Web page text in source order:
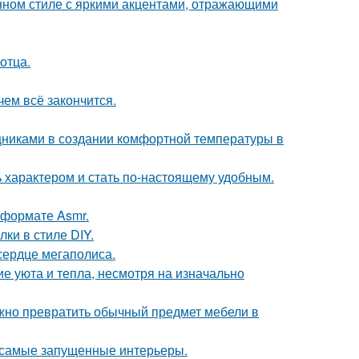
всё закончится.
в создании комфортной температуры в
и стать по-настоящему удобным.
Asmr.
в стиле DIY.
мегаполиса.
уюта и тепла, несмотря на изначально
превратить обычный предмет мебели в
запущенные интерьеры.